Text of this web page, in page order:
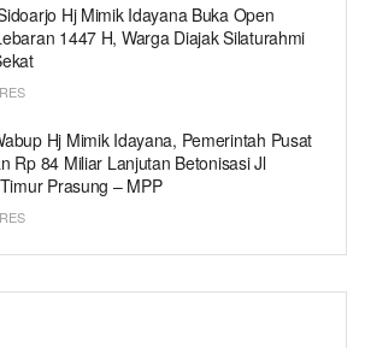
Hj Mimik Idayana Buka Open
1447 H, Warga Diajak Silaturahmi
Hj Mimik Idayana, Pemerintah Pusat
Rp 84 Miliar Lanjutan Betonisasi Jl
Prasung – MPP